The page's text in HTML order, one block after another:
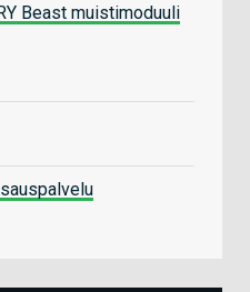
Beast muistimoduuli